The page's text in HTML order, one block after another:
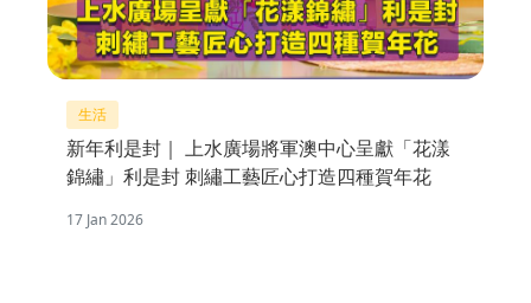
生活
新年利是封｜ 上水廣場將軍澳中心呈獻「花漾
錦繡」利是封 刺繡工藝匠心打造四種賀年花
17 Jan 2026